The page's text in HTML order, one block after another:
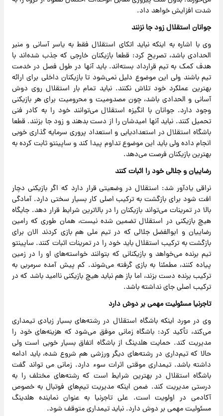
شدت افزایش خواهد داد.
جوانان استقلال زود جا نزنند
وی با اشاره به اینکه نباید اتکای استقلال فقط به یاسر آسانی و منیر
الحدادی باشد، تصریح کرد: قطعا بازیکنان خارجی که جذب شده‌اند با
هدف کمک به تیم قرارداد بسته‌اند. باید آنها در طول فصل در خدمت
تیم باشند ولی این موضوع دلیل نمی‌شود تا بازیکنان داخلی برای ارائه
بهترین عملکرد خود تلاش نکنند. نباید تمام بار استقلال روی دوش
آسانی و الحدادی باشد، چون مصدومیت و محرومیت برای هر بازیکنی
وجود دارد. جوانان با انگیزه استقلال می‌توانند خود را به کادر فنی
تحمیل کنند. نباید آنها امیدشان را از دست بدهند و زود جا بزنند. قطعا
باشگاه استقلال در استعدادیابی و استعداد پروری سرمایه گذاری خوبی
انجام داده ولی باید این موضوع تداوم پیدا کند و ساپینتو ثابت کرده به
بهترین بازیکنان فرصت می‌دهد.
رضاییان و جلالی خود را اثبات کنند
نراقی یادآور شد: استقلال در وضعیتی قرار دارد که اگر بازیکنی دچار
افت شود برای بازگشت به ترکیب اصلی کار بسیار سختی دارد. آمادگی
بالا در تمرینات می‌تواند بازیکنان را در بالاترین شرایط قرار دهد. جایگاه
هیچ بازیکنی در استقلال تضمین شده نیست، همان طوری که رامین
رضاییان و ابوالفضل جلالی که در تیم ملی هم بازی کردند الان برای
بازگشت به ترکیب استقلال باید خود را در تمرینات اثبات کنند. ساپینتو
تیم برنده می‌خواهد و بازیکنانی که بتوانند خواسته‌های او را در زمین
پیاده کنند، مطمئنا به بازی گرفته می‌شوند. کم پیش آمده سرمربی به
ترکیب برنده دست بزند، اما باز هم نباید هیچ بازیکنی ناامید باشد که در
ترکیب اصلی جای نداشته باشد.
تاجرنیا مسئولیت مهمی بر دوش دارد
وی در مورد اینکه باشگاه استقلال در رشته‌های بسیار زیادی تیمداری
می‌کند، تأکید کرد: باشگاه زمانی موفق می‌شود که هزینه‌های خود را
مدیریت کند. حمایت هلدینگ از باشگاه اتفاق بسیار خوبی است ولی
حالا که تیم‌داری در رشته‌های دیگر ورزشی هم شروع شده، باید ادامه
داشته باشد. تیمداری موقتی اثرات سوء دارد. زمانی می تواند گفت
باشگاه استقلال در بهترین شرایط است که رشته‌های مختلف را به
درستی مدیریت کند. ضمن اینکه مدیریت تیم‌های فوتبال به خصوص
آکادمی در اولویت است. علی تاجرنیا به عنوان نماینده هلدینگ
مسئولیت مهمی بر دوش دارد. نباید تیمداری متوقف شود.